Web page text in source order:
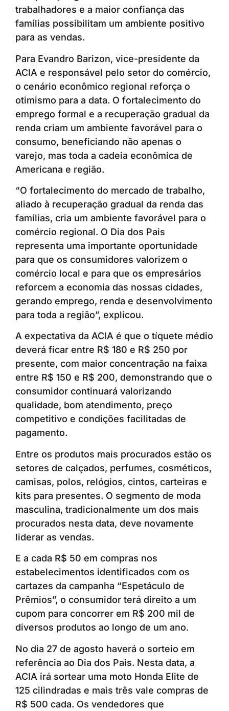
trabalhadores e a maior confiança das
famílias possibilitam um ambiente positivo
para as vendas.
Para Evandro Barizon, vice-presidente da
ACIA e responsável pelo setor do comércio,
o cenário econômico regional reforça o
otimismo para a data. O fortalecimento do
emprego formal e a recuperação gradual da
renda criam um ambiente favorável para o
consumo, beneficiando não apenas o
varejo, mas toda a cadeia econômica de
Americana e região.
“O fortalecimento do mercado de trabalho,
aliado à recuperação gradual da renda das
famílias, cria um ambiente favorável para o
comércio regional. O Dia dos Pais
representa uma importante oportunidade
para que os consumidores valorizem o
comércio local e para que os empresários
reforcem a economia das nossas cidades,
gerando emprego, renda e desenvolvimento
para toda a região”, explicou.
A expectativa da ACIA é que o tíquete médio
deverá ficar entre R$ 180 e R$ 250 por
presente, com maior concentração na faixa
entre R$ 150 e R$ 200, demonstrando que o
consumidor continuará valorizando
qualidade, bom atendimento, preço
competitivo e condições facilitadas de
pagamento.
Entre os produtos mais procurados estão os
setores de calçados, perfumes, cosméticos,
camisas, polos, relógios, cintos, carteiras e
kits para presentes. O segmento de moda
masculina, tradicionalmente um dos mais
procurados nesta data, deve novamente
liderar as vendas.
E a cada R$ 50 em compras nos
estabelecimentos identificados com os
cartazes da campanha “Espetáculo de
Prêmios”, o consumidor terá direito a um
cupom para concorrer em R$ 200 mil de
diversos produtos ao longo de um ano.
No dia 27 de agosto haverá o sorteio em
referência ao Dia dos Pais. Nesta data, a
ACIA irá sortear uma moto Honda Elite de
125 cilindradas e mais três vale compras de
R$ 500 cada. Os vendedores que